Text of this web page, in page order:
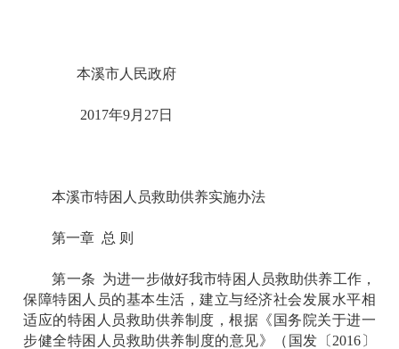
本溪市人民政府
2017年9月27日
本溪市特困人员救助供养实施办法
第一章 总 则
第一条 为进一步做好我市特困人员救助供养工作，
保障特困人员的基本生活，建立与经济社会发展水平相
适应的特困人员救助供养制度，根据《国务院关于进一
步健全特困人员救助供养制度的意见》（国发〔2016〕